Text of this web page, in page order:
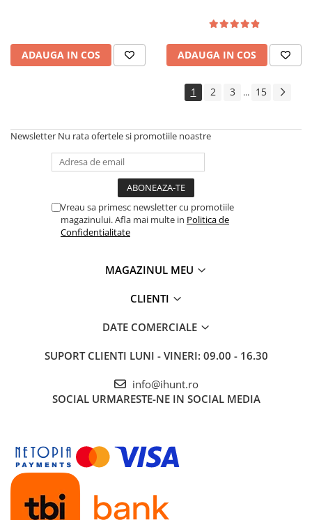
ADAUGA IN COS ADAUGA IN COS
1 2 3 ... 15
Newsletter Nu rata ofertele si promotiile noastre
Vreau sa primesc newsletter cu promotiile
magazinului. Afla mai multe in Politica de
Confidentialitate
MAGAZINUL MEU
CLIENTI
DATE COMERCIALE
SUPORT CLIENTI LUNI - VINERI: 09.00 - 16.30
info@ihunt.ro
SOCIAL URMARESTE-NE IN SOCIAL MEDIA